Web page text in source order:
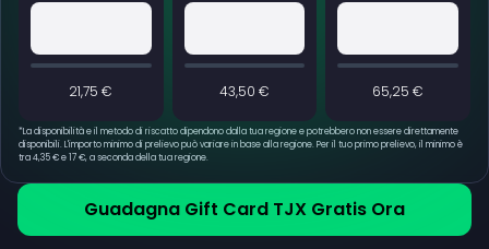
Guadagna Gift Card TJX Gratis Ora
21,75 € 43,50 € 65,25 €
*La disponibilità e il metodo di riscatto dipendono dalla tua regione e potrebbero non essere direttamente
disponibili. L'importo minimo di prelievo può variare in base alla regione. Per il tuo primo prelievo, il minimo è
tra 4,35 € e 17 €, a seconda della tua regione.